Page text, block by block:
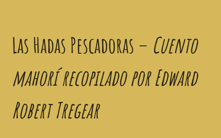
Las Hadas Pescadoras – Cuento
mahorí recopilado por Edward
Robert Tregear